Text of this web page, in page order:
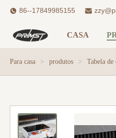
86--17849985155
CASA
Para casa > produtos > Tabela